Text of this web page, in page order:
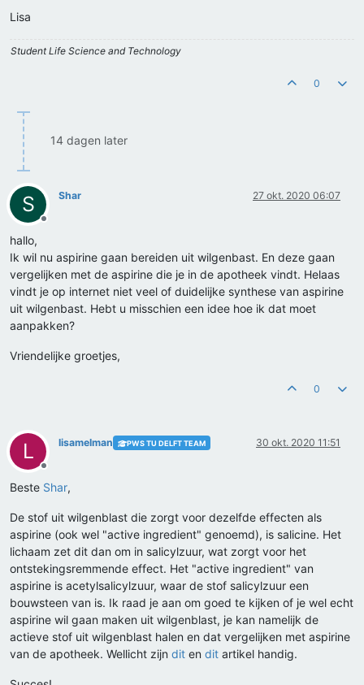
Lisa
Student Life Science and Technology
0
14 dagen later
S
Offline
Shar 27 okt. 2020 06:07
hallo,
Ik wil nu aspirine gaan bereiden uit wilgenbast. En deze gaan
vergelijken met de aspirine die je in de apotheek vindt. Helaas
vindt je op internet niet veel of duidelijke synthese van aspirine
uit wilgenbast. Hebt u misschien een idee hoe ik dat moet
aanpakken?
Vriendelijke groetjes,
0
L
Offline
lisamelman PWS TU DELFT TEAM 30 okt. 2020 11:51
Beste Shar,
De stof uit wilgenblast die zorgt voor dezelfde effecten als
aspirine (ook wel "active ingredient" genoemd), is salicine. Het
lichaam zet dit dan om in salicylzuur, wat zorgt voor het
ontstekingsremmende effect. Het "active ingredient" van
aspirine is acetylsalicylzuur, waar de stof salicylzuur een
bouwsteen van is. Ik raad je aan om goed te kijken of je wel echt
aspirine wil gaan maken uit wilgenblast, je kan namelijk de
actieve stof uit wilgenblast halen en dat vergelijken met aspirine
van de apotheek. Wellicht zijn dit en dit artikel handig.